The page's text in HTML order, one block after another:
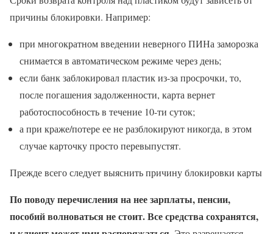
причины блокировки. Например:
при многократном введении неверного ПИНа заморозка
снимается в автоматическом режиме через день;
если банк заблокировал пластик из-за просрочки, то,
после погашения задолженности, карта вернет
работоспособность в течение 10-ти суток;
а при краже/потере ее не разблокируют никогда, в этом
случае карточку просто перевыпустят.
Прежде всего следует выяснить причину блокировки карты
По поводу перечисления на нее зарплаты, пенсии,
пособий волноваться не стоит. Все средства сохранятся,